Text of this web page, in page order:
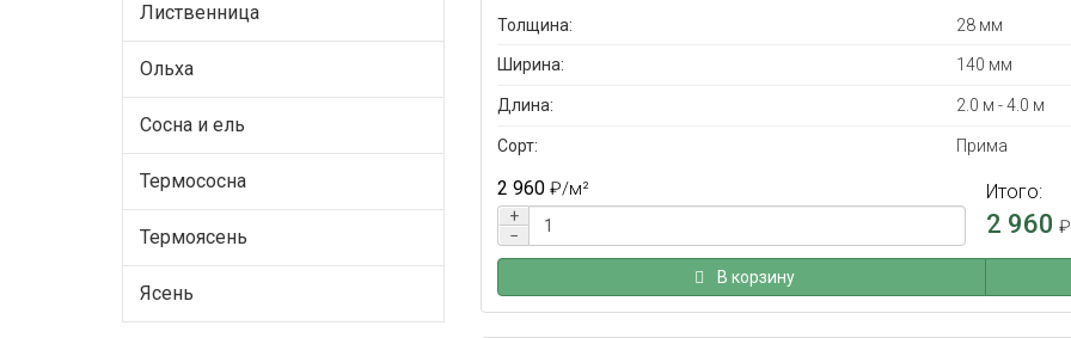
Лиственница
Ольха
Сосна и ель
Термососна
Термоясень
Ясень
Толщина: 28 мм
Ширина: 140 мм
Длина: 2.0 м - 4.0 м
Сорт: Прима
2 960 ₽/м²
+
−
Итого:
2 960 ₽
В корзину